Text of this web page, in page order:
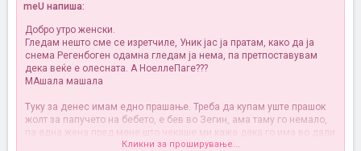
meU напиша:
Добро утро женски.
Гледам нешто сме се изретчиле, Уник јас ја пратам, како да ја
снема Регенбоген одамна гледам ја нема, па претпоставувам
дека веќе е олесната. А НоеллеПаге???
МАшала машала
Туку за денес имам едно прашање. Треба да купам уште прашок
жолт за папучето на бебето, е бев во Зегин, ама таму го немало,
па една жена пред мене што чекаше ми кажа дека го има во дали
Галеника или Гала фарм, зошто бил нивен производ.
Кликни за проширување...